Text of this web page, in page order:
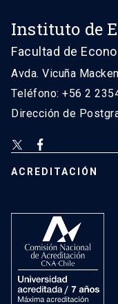
Instituto de
Facultad de
Avda. Vicuña
Teléfono: +56 2
Dirección de
ACREDITACIÓN